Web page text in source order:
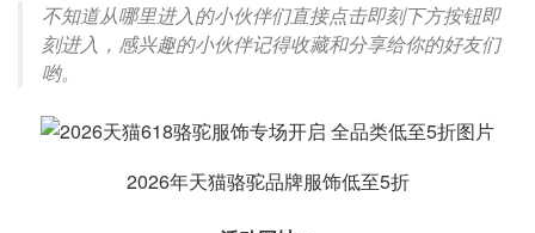
不知道从哪里进入的小伙伴们直接点击即刻下方按钮即
刻进入，感兴趣的小伙伴记得收藏和分享给你的好友们
哟。
2026年天猫骆驼品牌服饰低至5折